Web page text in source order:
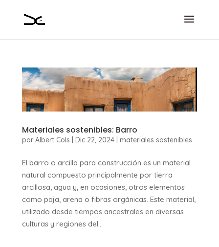
Materiales sostenibles: Barro
por Albert Cols Dic 22, 2024| materiales sostenibles
El barro o arcilla para construcción es un material
natural compuesto principalmente por tierra
arcillosa, agua y, en ocasiones, otros elementos
como paja, arena o fibras orgánicas. Este material,
utilizado desde tiempos ancestrales en diversas
culturas y regiones del...